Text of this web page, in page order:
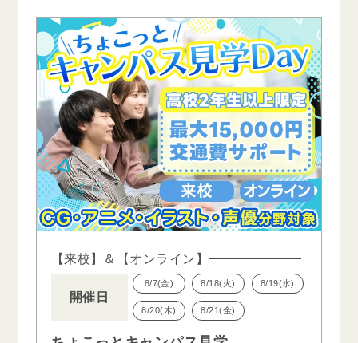
【来校】＆【オンライン】
開催日
8/7(金) 8/18(火) 8/19(水)
8/20(木) 8/21(金)